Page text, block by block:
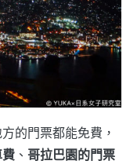
的門票都能免費，
、 哥拉巴園的門票